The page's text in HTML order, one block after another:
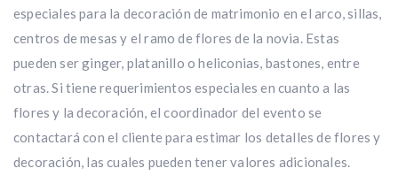
especiales para la decoración de matrimonio en el arco, sillas,
centros de mesas y el ramo de flores de la novia. Estas
pueden ser ginger, platanillo o heliconias, bastones, entre
otras. Si tiene requerimientos especiales en cuanto a las
flores y la decoración, el coordinador del evento se
contactará con el cliente para estimar los detalles de flores y
decoración, las cuales pueden tener valores adicionales.